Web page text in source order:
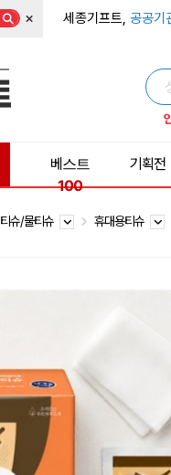
× 세종기프트, 공공기
베스트
100
기획전
티슈/물티슈 휴대용티슈